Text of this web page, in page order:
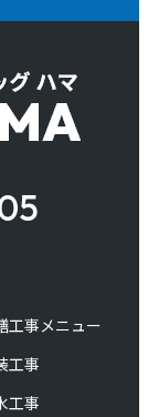
工事メニュー
工事
工事